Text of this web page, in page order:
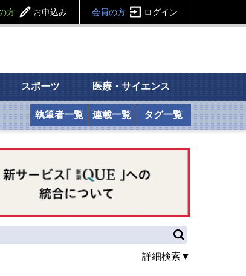
方 お申込み 会員の方 ログイン
スポーツ 医療・サイエンス
執筆者一覧 連載一覧 タグ一覧
詳細検索▼